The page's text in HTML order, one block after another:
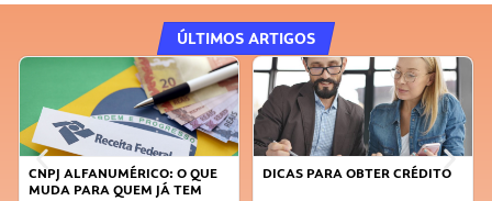
ÚLTIMOS ARTIGOS
DICAS PARA OBTER CRÉDITO
FAÇA A DIFERENÇA: SEJA